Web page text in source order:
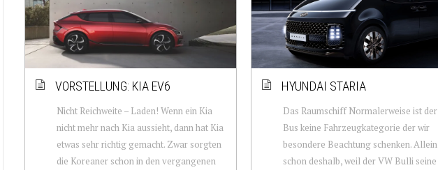
VORSTELLUNG: KIA EV6
Nicht Reichweite – Laden! Wenn ein Kia
nicht mehr nach Kia aussieht, dann hat Kia
etwas sehr richtig gemacht. Zwar sorgten
die Koreaner schon in den vergangenen
HYUNDAI STARIA
Das Raumschiff Normalerweise ist der
Bus keine Fahrzeugkategorie der wir
besondere Beachtung schenken. Allein
schon deshalb, weil der VW Bulli seine